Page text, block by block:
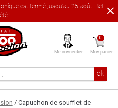
est fermé jusqu'au 25 août. Bel
été !
ok
Me connecter
0
Mon panier
/ Capuchon de soufflet de